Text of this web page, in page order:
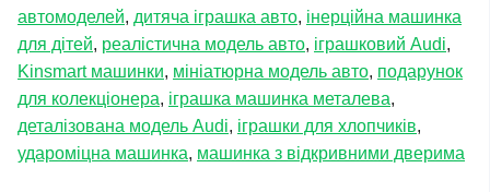
автомоделей, дитяча іграшка авто, інерційна машинка
для дітей, реалістична модель авто, іграшковий Audi,
Kinsmart машинки, мініатюрна модель авто, подарунок
для колекціонера, іграшка машинка металева,
деталізована модель Audi, іграшки для хлопчиків,
удароміцна машинка, машинка з відкривними дверима